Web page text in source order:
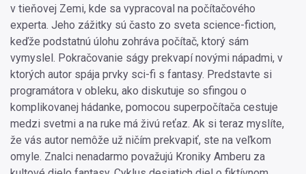
v tieňovej Zemi, kde sa vypracoval na počítačového
experta. Jeho zážitky sú často zo sveta science-fiction,
keďže podstatnú úlohu zohráva počítač, ktorý sám
vymyslel. Pokračovanie ságy prekvapí novými nápadmi, v
ktorých autor spája prvky sci-fi s fantasy. Predstavte si
programátora v obleku, ako diskutuje so sfingou o
komplikovanej hádanke, pomocou superpočítača cestuje
medzi svetmi a na ruke má živú reťaz. Ak si teraz myslíte,
že vás autor nemôže už ničím prekvapiť, ste na veľkom
omyle. Znalci nenadarmo považujú Kroniky Amberu za